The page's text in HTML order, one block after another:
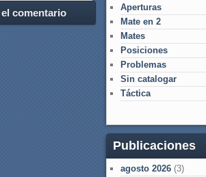
Aperturas
Mate en 2
Mates
Posiciones
Problemas
Sin catalogar
Táctica
Publicaciones
agosto 2026 (3)